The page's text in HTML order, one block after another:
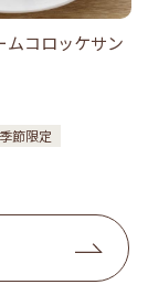
ムコロッケサン
季節限定